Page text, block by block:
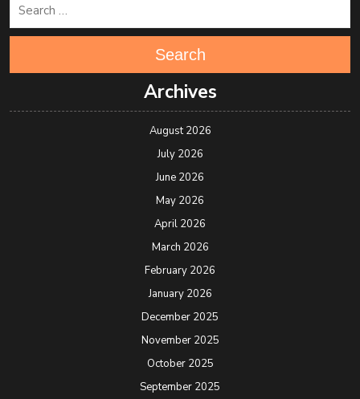
Search
Archives
August 2026
July 2026
June 2026
May 2026
April 2026
March 2026
February 2026
January 2026
December 2025
November 2025
October 2025
September 2025